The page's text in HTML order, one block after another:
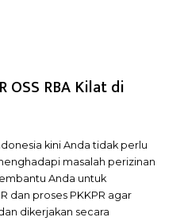
OSS RBA Kilat di
kini Anda tidak perlu
masalah perizinan
Anda untuk
dan proses PKKPR agar
dikerjakan secara